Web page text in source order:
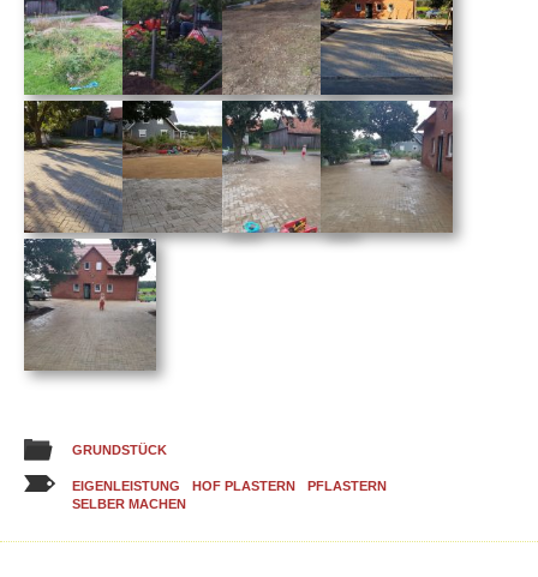
GRUNDSTÜCK
EIGENLEISTUNG HOF PLASTERN
PFLASTERN
SELBER MACHEN